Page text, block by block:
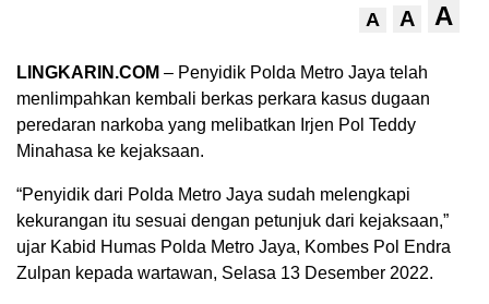
A A A
LINGKARIN.COM – Penyidik Polda Metro Jaya telah
menlimpahkan kembali berkas perkara kasus dugaan
peredaran narkoba yang melibatkan Irjen Pol Teddy
Minahasa ke kejaksaan.
“Penyidik dari Polda Metro Jaya sudah melengkapi
kekurangan itu sesuai dengan petunjuk dari kejaksaan,”
ujar Kabid Humas Polda Metro Jaya, Kombes Pol Endra
Zulpan kepada wartawan, Selasa 13 Desember 2022.